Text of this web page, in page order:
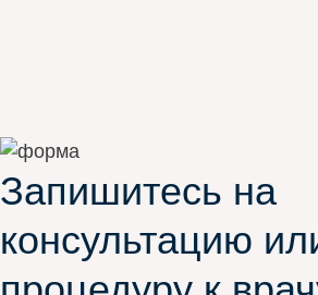
Запишитесь на
консультацию